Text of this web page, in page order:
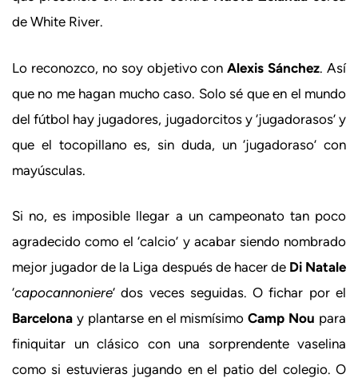
de White River.
Lo reconozco, no soy objetivo conAlexis Sánchez. Así
que no me hagan mucho caso. Solo sé que en el mundo
del fútbol hay jugadores, jugadorcitos y ‘jugadorasos’ y
que el tocopillano es, sin duda, un ‘jugadoraso’ con
mayúsculas.
Si no, es imposible llegar a un campeonato tan poco
agradecido como el ‘calcio’ y acabar siendo nombrado
mejor jugador de la Liga después de hacer de Di Natale
‘capocannoniere‘ dos veces seguidas. O fichar por el
Barcelona y plantarse en el mismísimoCamp Nou para
finiquitar un clásico con una sorprendente vaselina
como si estuvieras jugando en el patio del colegio. O